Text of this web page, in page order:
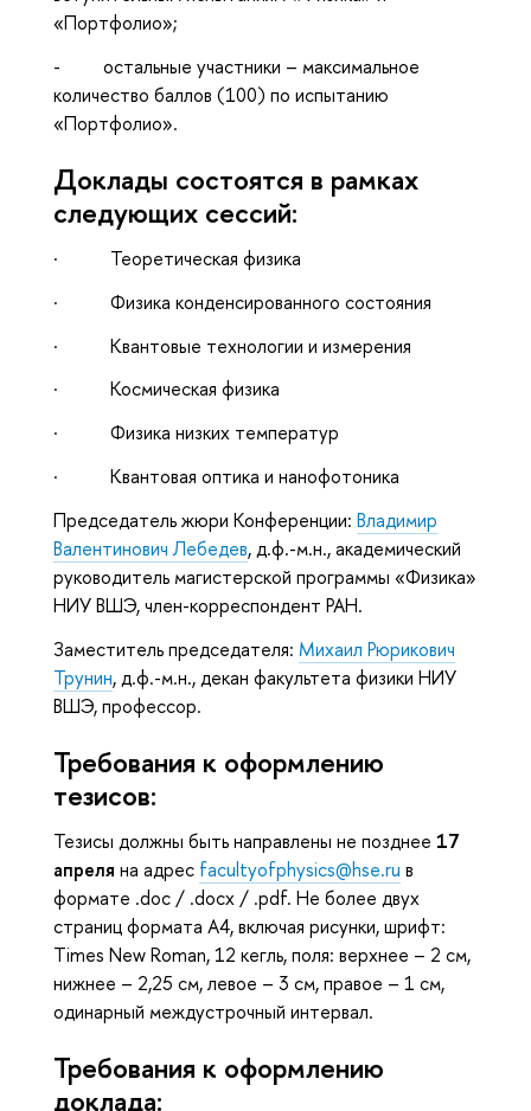
«Портфолио»;
- остальные участники – максимальное
количество баллов (100) по испытанию
«Портфолио».
Доклады состоятся в рамках
следующих сессий:
· Теоретическая физика
· Физика конденсированного состояния
· Квантовые технологии и измерения
· Космическая физика
· Физика низких температур
· Квантовая оптика и нанофотоника
Председатель жюри Конференции: Владимир
Валентинович Лебедев, д.ф.-м.н., академический
руководитель магистерской программы «Физика»
НИУ ВШЭ, член-корреспондент РАН.
Заместитель председателя: Михаил Рюрикович
Трунин, д.ф.-м.н., декан факультета физики НИУ
ВШЭ, профессор.
Требования к оформлению
тезисов:
Тезисы должны быть направлены не позднее 17
апреля на адрес facultyofphysics@hse.ru в
формате .doc / .docx / .pdf. Не более двух
страниц формата А4, включая рисунки, шрифт:
Times New Roman, 12 кегль, поля: верхнее – 2 см,
нижнее – 2,25 см, левое – 3 см, правое – 1 см,
одинарный междустрочный интервал.
Требования к оформлению
доклада: